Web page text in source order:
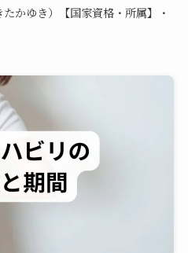
かゆき）【国家資格・所属】・